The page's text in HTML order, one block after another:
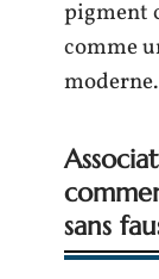
pigment
comme
moderne.
sans